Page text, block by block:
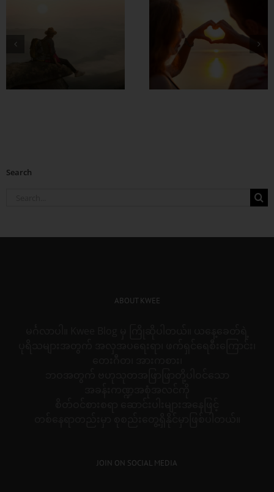
အချစ်တွေ ပိုတိုးလာ
Search
ABOUT KWEE
JOIN ON SOCIAL MEDIA